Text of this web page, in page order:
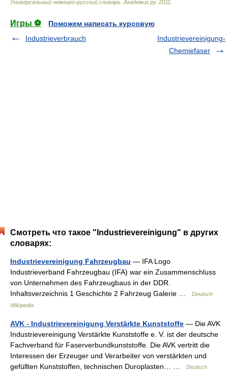
Универсальный немецко-русский словарь Академик.ру. 2011
Игры ⚽
Поможем написать курсовую
Industrieverbrauch
Industrievereinigung-
Chemiefaser
Смотреть что такое "Industrievereinigung" в других
словарях:
Industrievereinigung Fahrzeugbau — IFA Logo
Industrieverband Fahrzeugbau (IFA) war ein Zusammenschluss
von Unternehmen des Fahrzeugbaus in der DDR.
Inhaltsverzeichnis 1 Geschichte 2 Fahrzeug Galerie …
Deutsch
Wikipedia
AVK - Industrievereinigung Verstärkte Kunststoffe — Die AVK
Industrievereinigung Verstärkte Kunststoffe e. V. ist der deutsche
Fachverband für Faserverbundkunststoffe. Die AVK vertritt die
Interessen der Erzeuger und Verarbeiter von verstärkten und
gefüllten Kunststoffen, technischen Duroplasten… …
Deutsch